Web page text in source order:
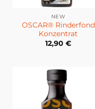
NEW
OSCAR® Rinderfond
Konzentrat
12,90 €